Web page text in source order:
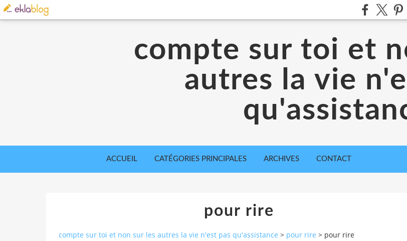
compte sur toi et
autres la vie
ACCUEIL CATÉGORIES PRINCIPALES ARCHIVES CONTACT
pour rire
compte sur toi et non sur les autres la vie n'est pas qu'assistance > pour rire > pour rire